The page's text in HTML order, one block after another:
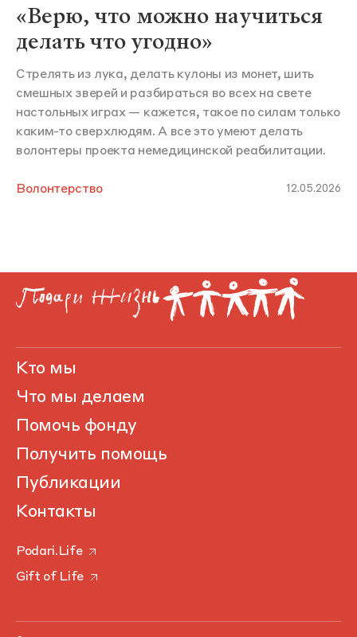
«Верю, что можно научиться
делать что угодно»
Стрелять из лука, делать кулоны из монет, шить
смешных зверей и разбираться во всех на свете
настольных играх — кажется, такое по силам только
каким-то сверхлюдям. А все это умеют делать
волонтеры проекта немедицинской реабилитации.
Волонтерство 12.05.2026
Кто мы
Что мы делаем
Помочь фонду
Получить помощь
Публикации
Контакты
Podari.Life
Gift of Life